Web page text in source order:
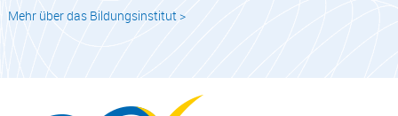
Mehr über das Bildungsinstitut >